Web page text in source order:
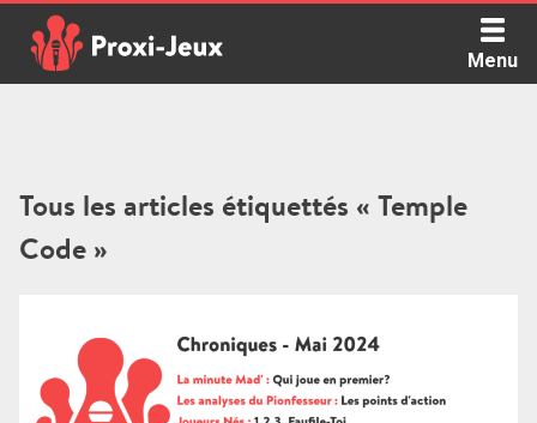
content
Menu
Tous les articles étiquettés « Temple
Code »